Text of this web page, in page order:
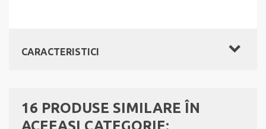
CARACTERISTICI
16 PRODUSE SIMILARE ÎN
ACEEAŞI CATEGORIE: